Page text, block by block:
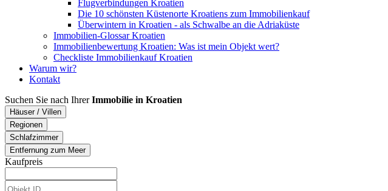
Flugverbindungen Kroatien
Die 10 schönsten Küstenorte Kroatiens zum Immobilienkauf
Überwintern in Kroatien - als Schwalbe an die Adriaküste
Immobilien-Glossar Kroatien
Immobilienbewertung Kroatien: Was ist mein Objekt wert?
Checkliste Immobilienkauf Kroatien
Warum wir?
Kontakt
Suchen Sie nach IhrerImmobilie in Kroatien
Häuser / Villen
Regionen
Schlafzimmer
Entfernung zum Meer
Kaufpreis